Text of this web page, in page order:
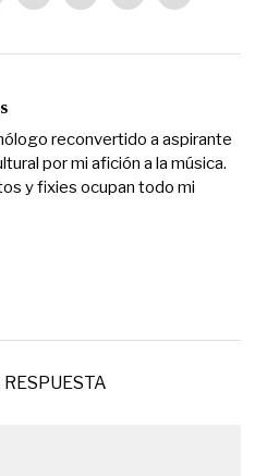
reconvertido a aspirante
por mi afición a la música.
y fixies ocupan todo mi